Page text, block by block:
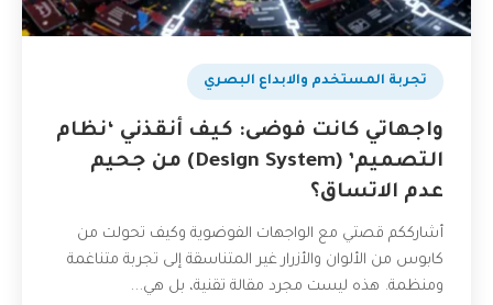
تجربة المستخدم والابداع البصري
واجهاتي كانت فوضى: كيف أنقذني ‘نظام
التصميم’ (Design System) من جحيم
عدم الاتساق؟
أشارككم قصتي مع الواجهات الفوضوية وكيف تحولت من
كابوس من الألوان والأزرار غير المتناسقة إلى تجربة متناغمة
ومنظمة. هذه ليست مجرد مقالة تقنية، بل هي...